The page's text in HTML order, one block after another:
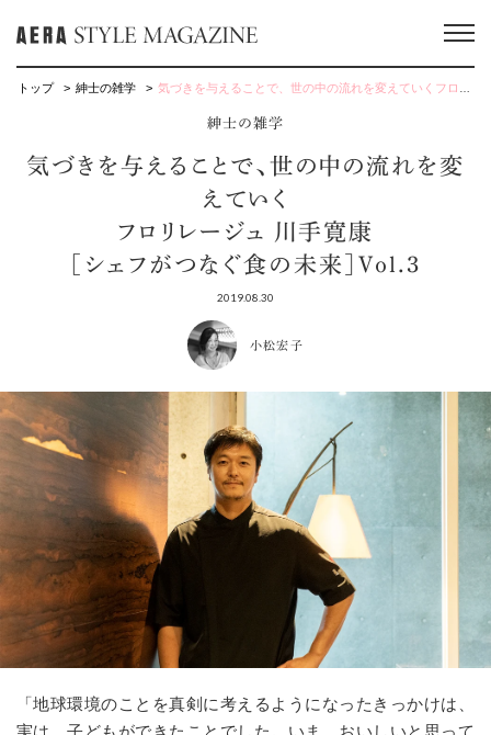
トップ 紳士の雑学 気づきを与えることで、世の中の流れを変えていくフロリレージュ 川手寛康 ［シェフがつなぐ食の未来］Vol.3
紳士の雑学
気づきを与えることで、世の中の流れを変
えていく
フロリレージュ 川手寛康
［シェフがつなぐ食の未来］Vol.3
2019.08.30
小松宏子
「地球環境のことを真剣に考えるようになったきっかけは、